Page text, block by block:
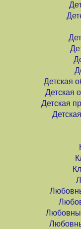
Детская
Детская
Детская